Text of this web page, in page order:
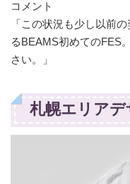
コメント
「この状況も少し以前
るBEAMS初めてのFES
さい。」
札幌エリアデ